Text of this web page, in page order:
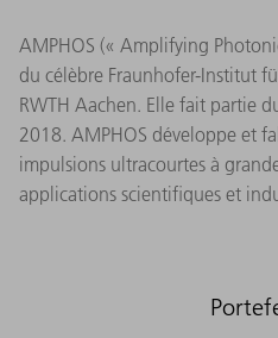
AMPHOS (« Amplifying
du célèbre Fraunhofer-Institut
RWTH Aachen. Elle fait partie
2018. AMPHOS développe et
impulsions ultracourtes à
applications scientifiques et